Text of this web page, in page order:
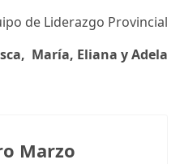
de Liderazgo Provincial
María, Eliana y Adela
Marzo